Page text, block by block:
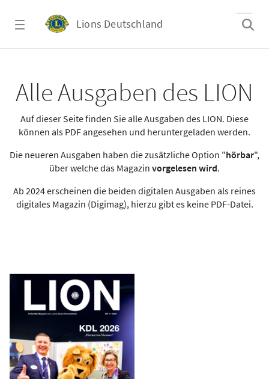
Lions Deutschland
Alle Ausgaben des LION
Auf dieser Seite finden Sie alle Ausgaben des LION. Diese
können als PDF angesehen und heruntergeladen werden.
Die neueren Ausgaben haben die zusätzliche Option "hörbar",
über welche das Magazin vorgelesen wird.
Ab 2024 erscheinen die beiden digitalen Ausgaben als reines
digitales Magazin (Digimag), hierzu gibt es keine PDF-Datei.